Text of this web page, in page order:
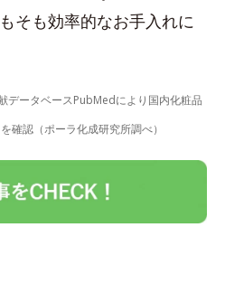
そも効率的なお手入れに
データベースPubMedにより国内化粧品
確認（ポーラ化成研究所調べ）